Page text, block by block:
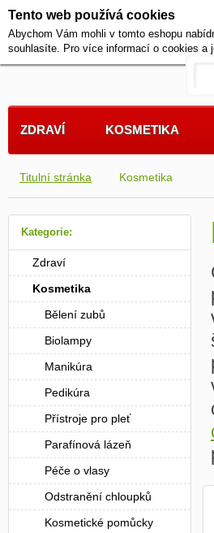
Titulní stránka Kosmetika
Kategorie:
Zdraví
Kosmetika
Bělení zubů
Biolampy
Manikúra
Pedikúra
Přístroje pro pleť
Parafínová lázeň
Péče o vlasy
Odstranění chloupků
Kosmetické pomůcky
ZDRAVÍ KOSMETIKA
Tento web používá cookies
Abychom Vám mohli v tomto eshopu
souhlasíte. Pro více informací o cookies